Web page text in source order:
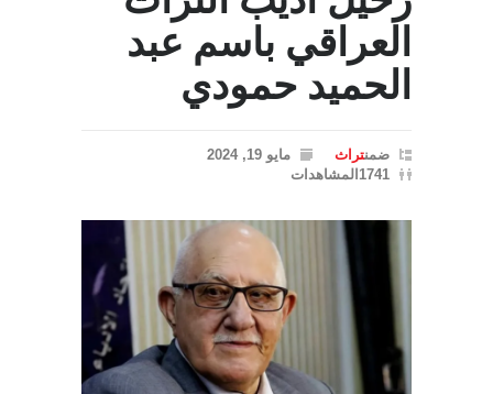
العراقي باسم عبد
الحميد حمودي
ضمنتراث
مايو 19, 2024
1741المشاهدات